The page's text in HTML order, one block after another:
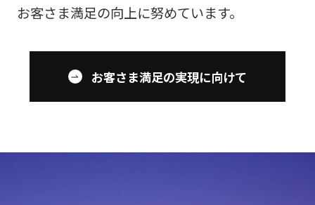
お客さま満足の向上に努めています。
お客さま満足の実現に向けて